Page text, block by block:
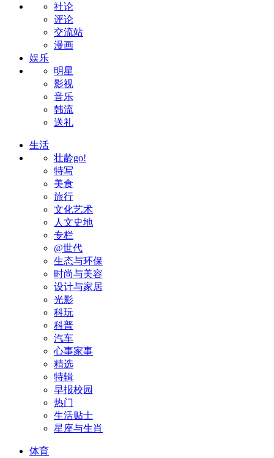
社论
评论
交流站
漫画
娱乐
明星
影视
音乐
韩流
送礼
生活
壮龄go!
特写
美食
旅行
文化艺术
人文史地
专栏
@世代
生态与环保
时尚与美容
设计与家居
光影
科玩
科普
汽车
心事家事
精选
特辑
早报校园
热门
生活贴士
星座与生肖
体育